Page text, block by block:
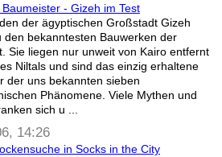
- Gizeh im Test
der ägyptischen Großstadt Gizeh
den bekanntesten Bauwerken der
Sie liegen nur unweit von Kairo entfernt
Niltals und sind das einzig erhaltene
der uns bekannten sieben
Phänomene. Viele Mythen und
sich u ...
14:26
in Socks in the City